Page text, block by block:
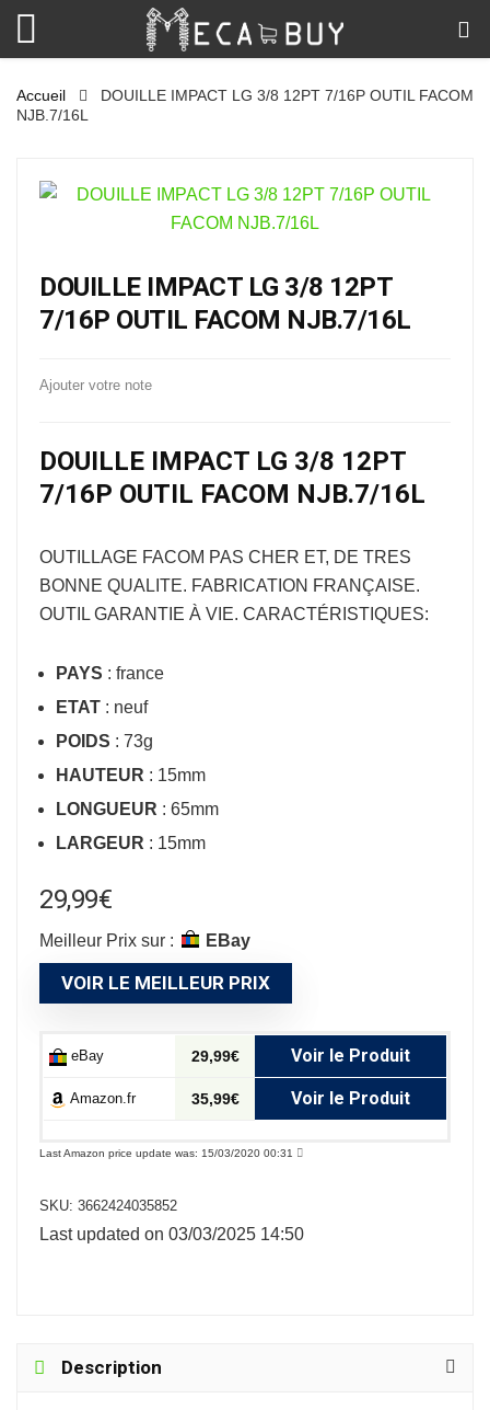
Accueil
DOUILLE IMPACT LG 3/8 12PT 7/16P OUTIL FACOM
NJB.7/16L
DOUILLE IMPACT LG 3/8 12PT
7/16P OUTIL FACOM NJB.7/16L
Ajouter votre note
DOUILLE IMPACT LG 3/8 12PT
7/16P OUTIL FACOM NJB.7/16L
OUTILLAGE FACOM PAS CHER ET, DE TRES
BONNE QUALITE. FABRICATION FRANÇAISE.
OUTIL GARANTIE À VIE. CARACTÉRISTIQUES:
PAYS : france
ETAT : neuf
POIDS : 73g
HAUTEUR : 15mm
LONGUEUR : 65mm
LARGEUR : 15mm
29,99€
Meilleur Prix sur : eBay
VOIR LE MEILLEUR PRIX
eBay 29,99€ Voir le Produit
Amazon.fr 35,99€ Voir le Produit
Last Amazon price update was: 15/03/2020 00:31
SKU: 3662424035852
Last updated on 03/03/2025 14:50
Description